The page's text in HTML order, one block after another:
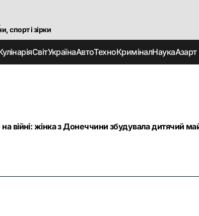
спорт і зірки
СвітУкраїнаАвтоТехноКриміналНаукаАзарт
війні: жінка з Донеччини збудувала дитячий